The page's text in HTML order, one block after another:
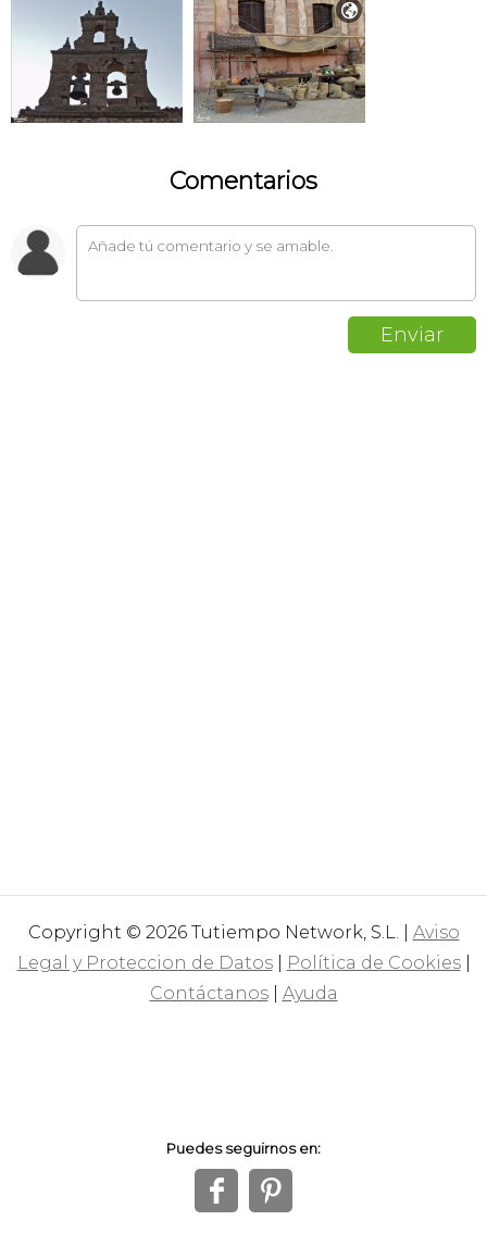

Comentarios
Copyright © 2026 Tutiempo Network, S.L. | Aviso
Legal y Proteccion de Datos| Política de Cookies|
Contáctanos| Ayuda
Puedes seguirnos en:
f 1